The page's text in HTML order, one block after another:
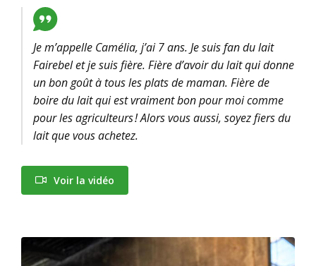
Je m’appelle Camélia, j’ai 7 ans. Je suis fan du lait
Fairebel et je suis fière. Fière d’avoir du lait qui donne
un bon goût à tous les plats de maman. Fière de
boire du lait qui est vraiment bon pour moi comme
pour les agriculteurs ! Alors vous aussi, soyez fiers du
lait que vous achetez.
Voir la vidéo